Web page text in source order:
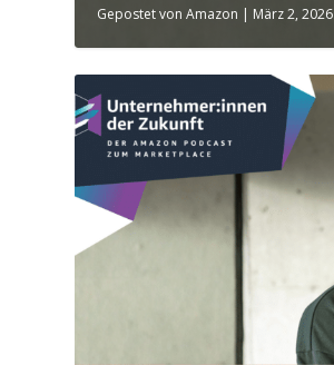
Gepostet vonAmazon | März 2, 2026